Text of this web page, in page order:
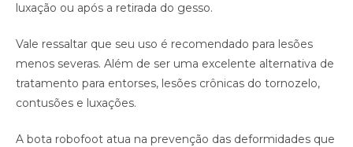
luxação ou após a retirada do gesso.
Vale ressaltar que seu uso é recomendado para lesões
menos severas. Além de ser uma excelente alternativa de
tratamento para entorses, lesões crônicas do tornozelo,
contusões e luxações.
A bota robofoot atua na prevenção das deformidades que